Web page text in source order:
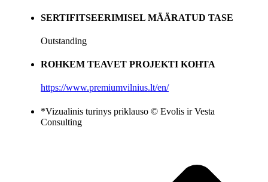
SERTIFITSEERIMISEL MÄÄRATUD TASE
Outstanding
ROHKEM TEAVET PROJEKTI KOHTA
https://www.premiumvilnius.lt/en/
*Vizualinis turinys priklauso © Evolis ir Vesta
Consulting